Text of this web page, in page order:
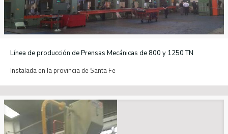
Línea de producción de Prensas Mecánicas de 800 y 1250 TN
Instalada en la provincia de Santa Fe